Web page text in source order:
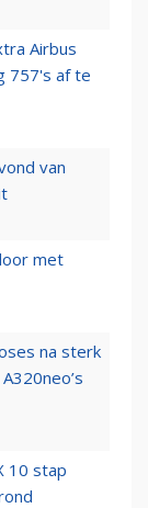
Airbus
757's af te
van
met
na sterk
10 stap